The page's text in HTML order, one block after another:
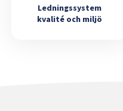
Ledningssystem
kvalité och miljö